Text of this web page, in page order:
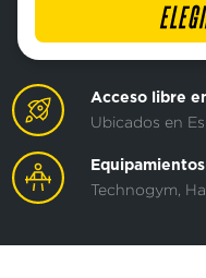
Acceso libre
Ubicados en
Technogym,